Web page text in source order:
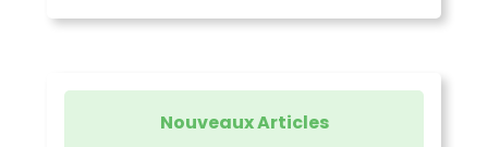
Nouveaux Articles